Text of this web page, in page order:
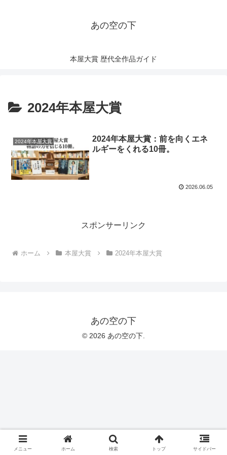
あの空の下
本屋大賞 歴代全作品ガイド
2024年本屋大賞
2024年本屋大賞
2024年本屋大賞：前を向くエネ
ルギーをくれる10冊。
2026.06.05
スポンサーリンク
ホーム 本屋大賞 2024年本屋大賞
あの空の下
© 2026 あの空の下.
メニュー ホーム 検索 トップ サイドバー